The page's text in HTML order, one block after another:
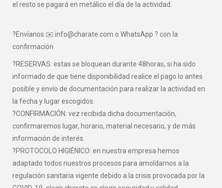
el resto se pagará en metálico el día de la actividad.
?Envíanos ✉️ info@charate.com o WhatsApp ? con la
confirmación
?RESERVAS: estas se bloquean durante 48horas, si ha sido
informado de que tiene disponibilidad realice el pago lo antes
posible y envío de documentación para realizar la actividad en
la fecha y lugar escogidos.
?CONFIRMACIÓN: vez recibida dicha documentación,
confirmaremos lugar, horario, material necesario, y de más
información de interés.
?PROTOCOLO HIGIÉNICO: en nuestra empresa hemos
adaptado todos nuestros procesos para amoldarnos a la
regulación sanitaria vigente debido a la crisis provocada por la